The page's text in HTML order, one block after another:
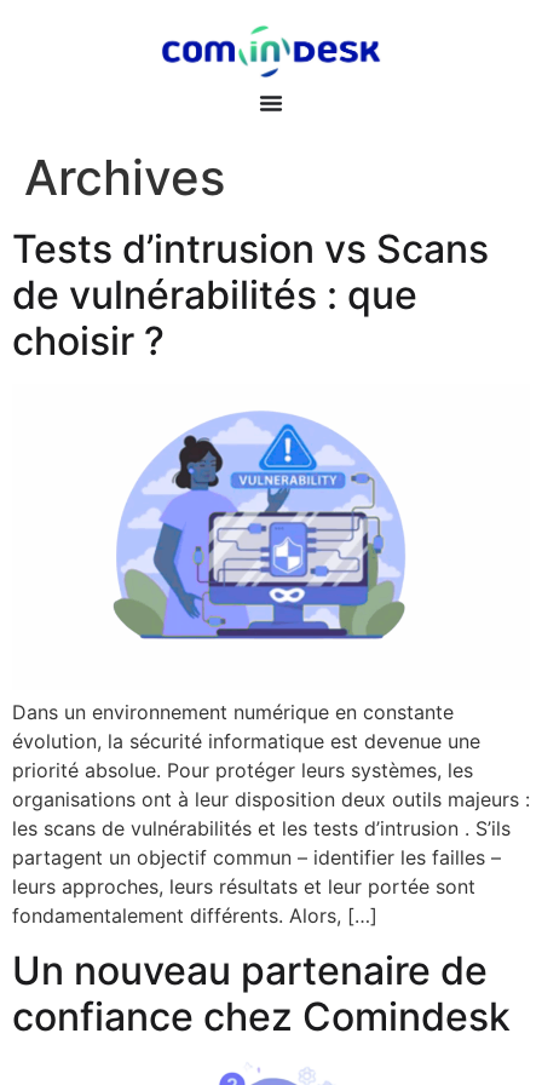
Archives
Tests d’intrusion vs Scans
de vulnérabilités : que
choisir ?
Dans un environnement numérique en constante
évolution, la sécurité informatique est devenue une
priorité absolue. Pour protéger leurs systèmes, les
organisations ont à leur disposition deux outils majeurs :
les scans de vulnérabilités et les tests d’intrusion . S’ils
partagent un objectif commun – identifier les failles –
leurs approches, leurs résultats et leur portée sont
fondamentalement différents. Alors, […]
Un nouveau partenaire de
confiance chez Comindesk